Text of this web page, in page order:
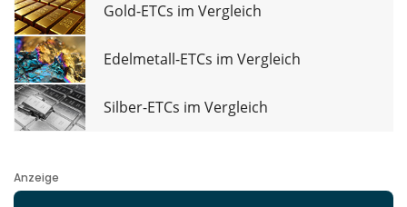
Gold-ETCs im Vergleich
Edelmetall-ETCs im Vergleich
Silber-ETCs im Vergleich